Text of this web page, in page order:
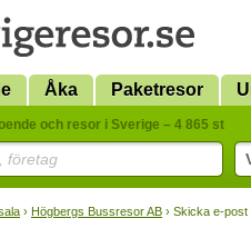
Åka Paketresor
och resor i Sverige – 4 865 st
företag
› Högbergs Bussresor AB › Skicka e-post